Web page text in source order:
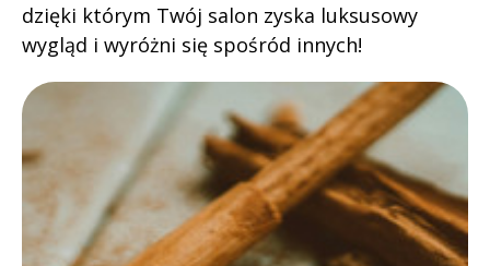
dzięki którym Twój salon zyska luksusowy
wygląd i wyróżni się spośród innych!